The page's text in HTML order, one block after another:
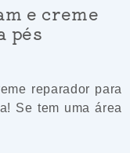
e creme
pés
reparador para
Se tem uma área